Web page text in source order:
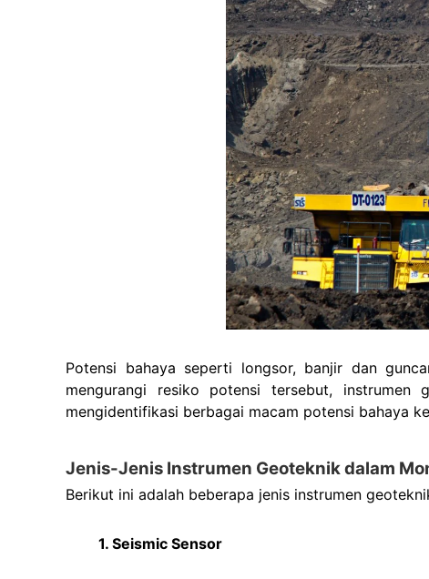
Potensi bahaya seperti longsor, banjir dan
mengurangi resiko potensi tersebut,
mengidentifikasi berbagai macam potensi bahaya
Jenis-Jenis Instrumen Geoteknik dalam
Berikut ini adalah beberapa jenis instrumen
1. Seismic Sensor